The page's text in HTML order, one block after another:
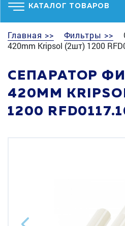
КАТАЛОГ ТОВАРОВ
Главная >> Фильтры >>
420mm Kripsol (2шт) 1200
СЕПАРАТОР
420MM
1200